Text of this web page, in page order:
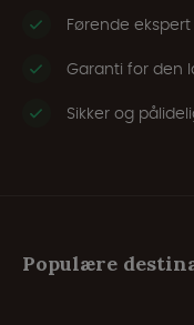
Førende
Garanti for den
Sikker og
Populære